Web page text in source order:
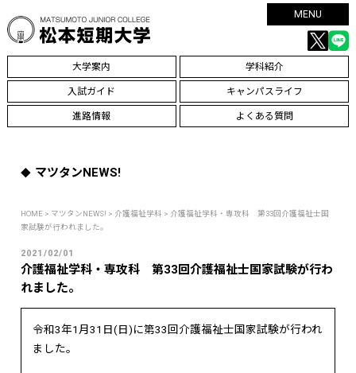
MENU
大学案内 学科紹介
入試ガイド キャンパスライフ
進路情報 よくある質問
マツタンNEWS!
HOME > マツタンNEWS! > 介護福祉学科 > 介護福祉学科・専攻科 第33回介護福祉士国
家試験が行われました。
2021/02/01
介護福祉学科・専攻科 第33回介護福祉士国家試験が行わ
れました。
令和3年1月31日(日)に第33回介護福祉士国家試験が行われ
ました。